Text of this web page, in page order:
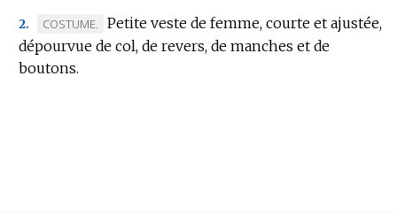
2.
MARQUE
DE
DOMAINE
COSTUME.
Petite veste de femme, courte et ajustée,
dépourvue de col, de revers, de manches et de
boutons.